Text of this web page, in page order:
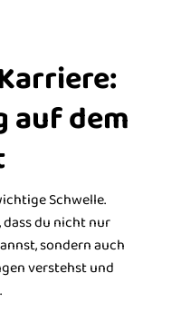
auf dem
Schwelle.
du nicht nur
sondern auch
verstehst und